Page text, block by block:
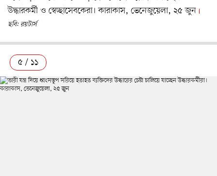
উদ্ধারকর্মী ও স্বেচ্ছাসেবকেরা। কারাকাস, ভেনেজুয়েলা, ২৫ জুন
ছবি: রয়টার্স
৫ / ১১